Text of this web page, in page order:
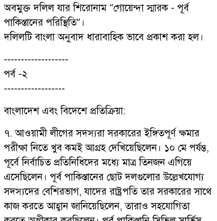
অবমুক্ত দলিল যার শিরোনাম “গোয়েন্দা স্মারক - পূর্ব
পাকিস্তানের পরিস্থিতি”।
দলিলটি বাংলা অনুবাদ ধারাবাহিক ভাবে প্রকাশ করা হল।
-------------------
পর্ব -২
------------------
বাংলাদেশ এবং বিদেশে প্রতিক্রিয়া:
৭. আওয়ামী লীগের সদস্যরা সরকারের ইঙ্গিতপূর্ণ ক্ষমার
পরীক্ষা নিতে খুব কমই আগ্রহ দেখিয়েছিলেন। ১০ মে পর্যন্ত,
পূর্বে নির্বাচিত প্রতিনিধিদের মধ্যে মাত্র তিনজন এগিয়ে
এসেছিলেন। পূর্ব পাকিস্তানের ছোট দলগুলোর উল্লেখযোগ্য
সদস্যদের বেশিরভাগ, যাদের রাষ্ট্রপতি তার সরকারের সাথে
কাজ করতে আহ্বান জানিয়েছিলেন, তারাও সহযোগিতা